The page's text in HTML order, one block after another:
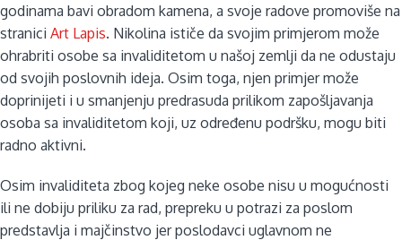
godinama bavi obradom kamena, a svoje radove promoviše na
stranici Art Lapis. Nikolina ističe da svojim primjerom može
ohrabriti osobe sa invaliditetom u našoj zemlji da ne odustaju
od svojih poslovnih ideja. Osim toga, njen primjer može
doprinijeti i u smanjenju predrasuda prilikom zapošljavanja
osoba sa invaliditetom koji, uz određenu podršku, mogu biti
radno aktivni.
Osim invaliditeta zbog kojeg neke osobe nisu u mogućnosti
ili ne dobiju priliku za rad, prepreku u potrazi za poslom
predstavlja i majčinstvo jer poslodavci uglavnom ne